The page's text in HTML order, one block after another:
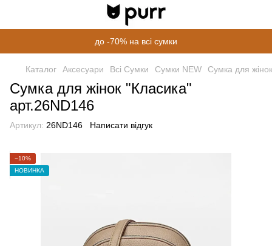
до -70% на всі сумки
Каталог Аксесуари Всі Сумки Сумки NEW Cумка для
Cумка для жінок "Класика"
арт.26ND146
Артикул: 26ND146 Написати відгук
−10%
НОВИНКА